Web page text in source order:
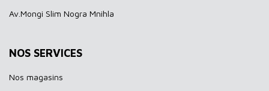
Av.Mongi Slim Nogra Mnihla
NOS SERVICES
Nos magasins